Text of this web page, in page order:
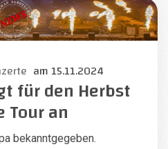
am 15.11.2024
für den Herbst
an
bekanntgegeben.